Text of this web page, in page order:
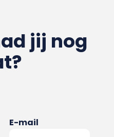
jij nog
E-mail